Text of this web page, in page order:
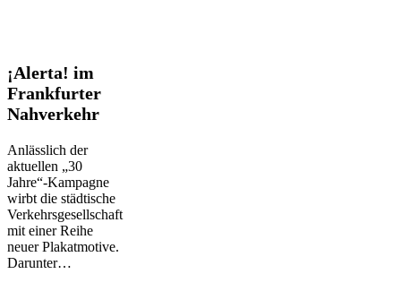
¡Alerta!
im
Frankfurter
Nahverkehr
¡Alerta! im
Frankfurter
Nahverkehr
Anlässlich der
aktuellen „30
Jahre“-Kampagne
wirbt die städtische
Verkehrsgesellschaft
mit einer Reihe
neuer Plakatmotive.
Darunter…